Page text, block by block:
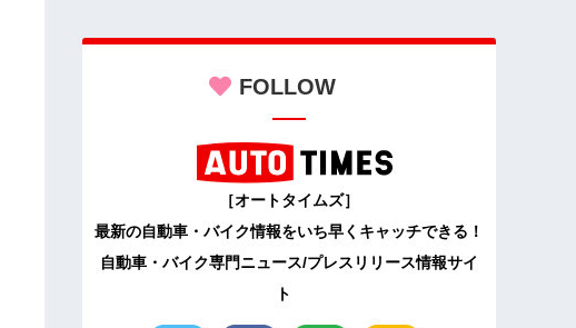
FOLLOW
［オートタイムズ］
最新の自動車・バイク情報をいち早くキャッチできる！
自動車・バイク専門ニュース/プレスリリース情報サイ
ト